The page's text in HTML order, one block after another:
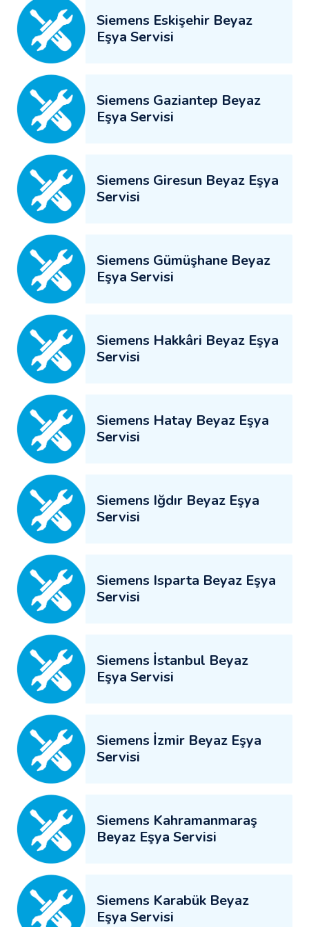
Siemens Eskişehir Beyaz
Eşya Servisi
Siemens Gaziantep Beyaz
Eşya Servisi
Siemens Giresun Beyaz Eşya
Servisi
Siemens Gümüşhane Beyaz
Eşya Servisi
Siemens Hakkâri Beyaz Eşya
Servisi
Siemens Hatay Beyaz Eşya
Servisi
Siemens Iğdır Beyaz Eşya
Servisi
Siemens Isparta Beyaz Eşya
Servisi
Siemens İstanbul Beyaz
Eşya Servisi
Siemens İzmir Beyaz Eşya
Servisi
Siemens Kahramanmaraş
Beyaz Eşya Servisi
Siemens Karabük Beyaz
Eşya Servisi